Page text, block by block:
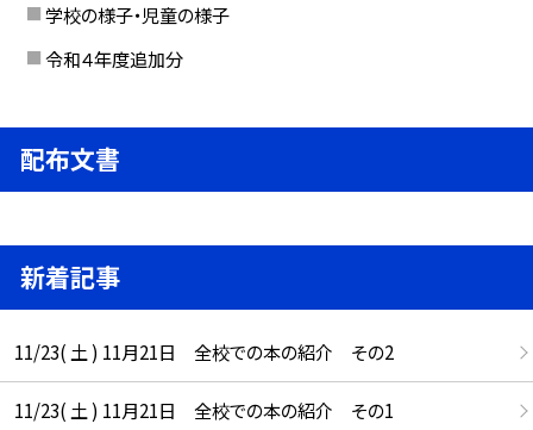
学校の様子・児童の様子
令和４年度追加分
配布文書
新着記事
11/23( 土 ) 11月21日 全校での本の紹介 その2
11/23( 土 ) 11月21日 全校での本の紹介 その1